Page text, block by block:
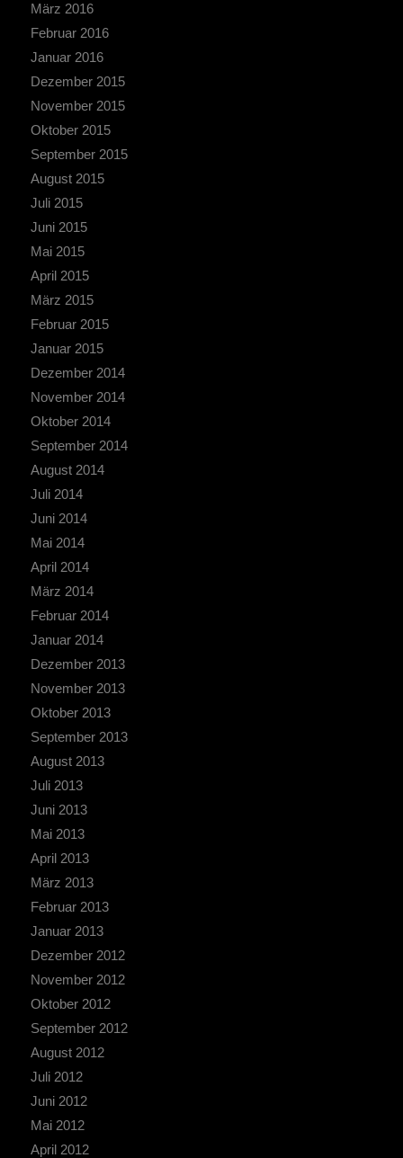
März 2016
Februar 2016
Januar 2016
Dezember 2015
November 2015
Oktober 2015
September 2015
August 2015
Juli 2015
Juni 2015
Mai 2015
April 2015
März 2015
Februar 2015
Januar 2015
Dezember 2014
November 2014
Oktober 2014
September 2014
August 2014
Juli 2014
Juni 2014
Mai 2014
April 2014
März 2014
Februar 2014
Januar 2014
Dezember 2013
November 2013
Oktober 2013
September 2013
August 2013
Juli 2013
Juni 2013
Mai 2013
April 2013
März 2013
Februar 2013
Januar 2013
Dezember 2012
November 2012
Oktober 2012
September 2012
August 2012
Juli 2012
Juni 2012
Mai 2012
April 2012